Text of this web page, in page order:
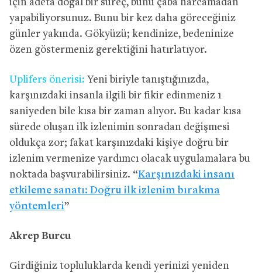
için adeta doğal bir süreç, bunu çaba harcamadan
yapabiliyorsunuz. Bunu bir kez daha göreceğiniz
günler yakında. Gökyüzü; kendinize, bedeninize
özen göstermeniz gerektiğini hatırlatıyor.
Uplifers önerisi: Yeni biriyle tanıştığınızda,
karşınızdaki insanla ilgili bir fikir edinmeniz 1
saniyeden bile kısa bir zaman alıyor. Bu kadar kısa
sürede oluşan ilk izlenimin sonradan değişmesi
oldukça zor; fakat karşınızdaki kişiye doğru bir
izlenim vermenize yardımcı olacak uygulamalara bu
noktada başvurabilirsiniz. “Karşınızdaki insanı
etkileme sanatı: Doğru ilk izlenim bırakma
yöntemleri”
Akrep Burcu
Girdiğiniz topluluklarda kendi yerinizi yeniden